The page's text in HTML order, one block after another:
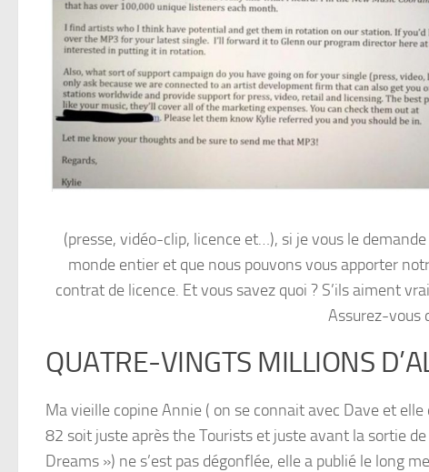
(presse, vidéo-clip, licence et…), si je vous le
monde entier et que nous pouvons vous apporter
contrat de licence. Et vous savez quoi ? S’ils aiment
Assurez-vous
QUATRE-VINGTS MILLIONS
Ma vieille copine Annie ( on se connait avec Dave et elle
82 soit juste après the Tourists et juste avant la sortie
Dreams ») ne s’est pas dégonflée, elle a publié le long